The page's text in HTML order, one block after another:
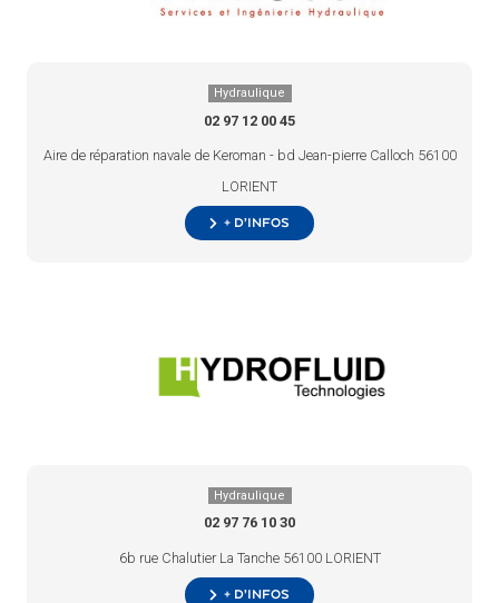
Hydraulique
02 97 12 00 45
Aire de réparation navale de Keroman - bd Jean-pierre Calloch 56100
LORIENT
+ d’infos
Hydraulique
02 97 76 10 30
6b rue Chalutier La Tanche 56100 LORIENT
+ d’infos